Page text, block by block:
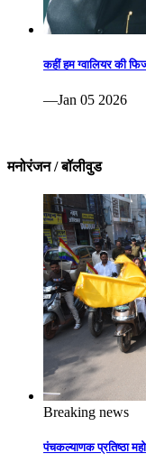
कहीं हम ग्वालियर की
—Jan 05 2026
मनोरंजन / बॉलीवुड
Breaking news
पंचकल्याणक प्रतिष्ठा